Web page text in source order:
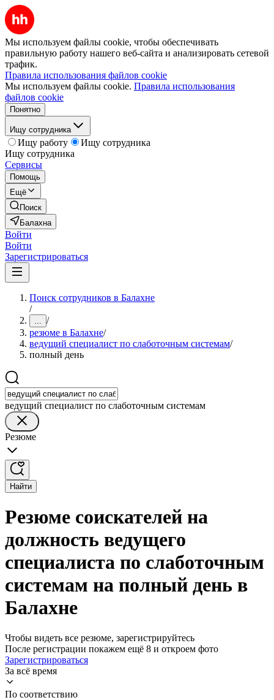
Мы используем файлы cookie, чтобы обеспечивать
правильную работу нашего веб-сайта и анализировать сетевой
трафик.
Правила использования файлов cookie
Мы используем файлы cookie. Правила использования
файлов cookie
Понятно
Ищу сотрудника
Ищу работу
Ищу сотрудника
Ищу сотрудника
Сервисы
Помощь
Ещё
Поиск
Балахна
Войти
Войти
Зарегистрироваться
Поиск сотрудников в Балахне
/
... /
резюме в Балахне/
ведущий специалист по слаботочным системам/
полный день
ведущий специалист по слаботочным системам
Резюме
Найти
Резюме соискателей на
должность ведущего
специалиста по слаботочным
системам на полный день в
Балахне
Чтобы видеть все резюме, зарегистрируйтесь
После регистрации покажем ещё 8 и откроем фото
Зарегистрироваться
За всё время
По соответствию